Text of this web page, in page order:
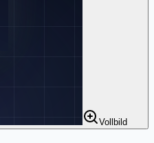
Vollbild